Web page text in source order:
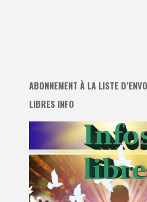
ABONNEMENT À LA LISTE
LIBRES INFO